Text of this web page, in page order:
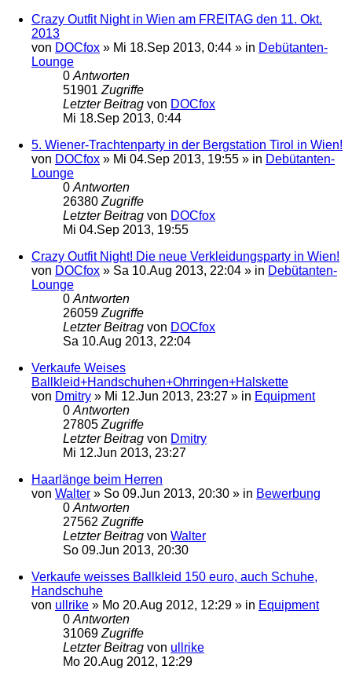
Crazy Outfit Night in Wien am FREITAG den 11. Okt.
2013
von DOCfox » Mi 18.Sep 2013, 0:44 » in Debütanten-
Lounge
0 Antworten
51901 Zugriffe
Letzter Beitrag von DOCfox
Mi 18.Sep 2013, 0:44
5. Wiener-Trachtenparty in der Bergstation Tirol in Wien!
von DOCfox » Mi 04.Sep 2013, 19:55 » in Debütanten-
Lounge
0 Antworten
26380 Zugriffe
Letzter Beitrag von DOCfox
Mi 04.Sep 2013, 19:55
Crazy Outfit Night! Die neue Verkleidungsparty in Wien!
von DOCfox » Sa 10.Aug 2013, 22:04 » in Debütanten-
Lounge
0 Antworten
26059 Zugriffe
Letzter Beitrag von DOCfox
Sa 10.Aug 2013, 22:04
Verkaufe Weises
Ballkleid+Handschuhen+Ohrringen+Halskette
von Dmitry » Mi 12.Jun 2013, 23:27 » in Equipment
0 Antworten
27805 Zugriffe
Letzter Beitrag von Dmitry
Mi 12.Jun 2013, 23:27
Haarlänge beim Herren
von Walter » So 09.Jun 2013, 20:30 » in Bewerbung
0 Antworten
27562 Zugriffe
Letzter Beitrag von Walter
So 09.Jun 2013, 20:30
Verkaufe weisses Ballkleid 150 euro, auch Schuhe,
Handschuhe
von ullrike » Mo 20.Aug 2012, 12:29 » in Equipment
0 Antworten
31069 Zugriffe
Letzter Beitrag von ullrike
Mo 20.Aug 2012, 12:29